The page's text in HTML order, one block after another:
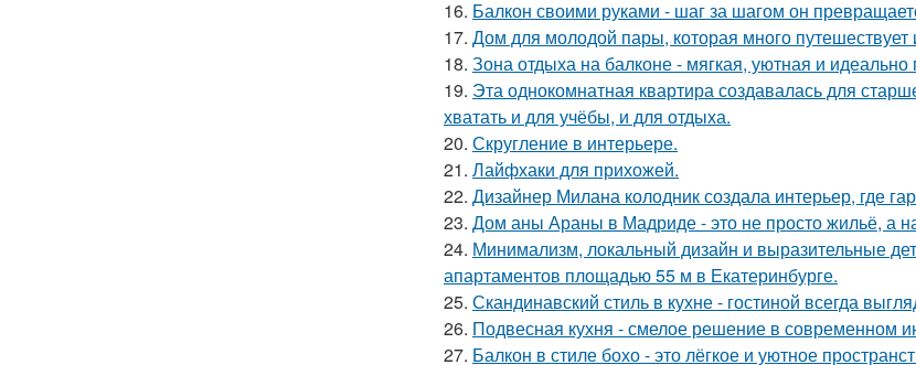
16. Балкон своими руками - шаг за шагом он
17. Дом для молодой пары, которая много путешествует
18. Зона отдыха на балконе - мягкая, уютная и
19. Эта однокомнатная квартира создавалась для
хватать и для учёбы, и для отдыха.
20. Скругление в интерьере.
21. Лайфхаки для прихожей.
22. Дизайнер Милана колодник создала интерьер, где
23. Дом аны Араны в Мадриде - это не просто жильё, а
24. Минимализм, локальный дизайн и выразительные
апартаментов площадью 55 м в Екатеринбурге.
25. Скандинавский стиль в кухне - гостиной всегда
26. Подвесная кухня - смелое решение в современном
27. Балкон в стиле бохо - это лёгкое и уютное